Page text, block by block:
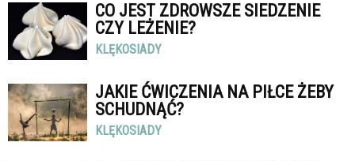
CO JEST ZDROWSZE SIEDZENIE
CZY LEŻENIE?
KLĘKOSIADY
JAKIE ĆWICZENIA NA PIŁCE ŻEBY
SCHUDNĄĆ?
KLĘKOSIADY